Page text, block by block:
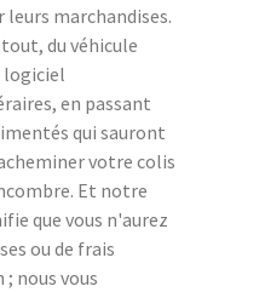
marchandises.
du véhicule
logiciel
en passant
qui sauront
votre colis
Et notre
que vous n'aurez
ou de frais
nous vous